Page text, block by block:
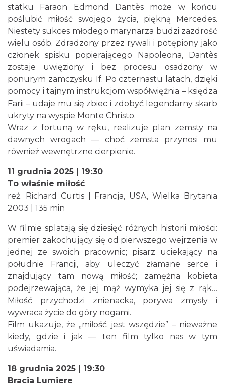
statku Faraon
Edmond Dantès może w końcu
poślubić miłość swojego życia, piękną Mercedes.
Niestety sukces młodego marynarza budzi zazdrość
wielu osób. Zdradzony przez rywali i potępiony jako
członek spisku popierającego Napoleona, Dantès
zostaje uwięziony i bez procesu osadzony w
ponurym zamczysku If. Po czternastu latach, dzięki
pomocy i tajnym instrukcjom współwięźnia – księdza
Farii – udaje mu się zbiec i zdobyć legendarny skarb
ukryty na wyspie Monte Christo.
Wraz z fortuną w ręku, realizuje plan zemsty na
dawnych wrogach — choć zemsta przynosi mu
również wewnętrzne cierpienie.
11 grudnia 2025 | 19:30
To właśnie miłość
reż. Richard Curtis | Francja, USA, Wielka Brytania
2003 | 135 min
W filmie splatają się dziesięć różnych historii miłości:
premier zakochujący się od pierwszego wejrzenia w
jednej ze swoich pracownic; pisarz uciekający na
południe Francji, aby uleczyć złamane serce i
znajdujący tam nową miłość; zamężna kobieta
podejrzewająca, że jej mąż wymyka jej się z rąk…
Miłość przychodzi znienacka, porywa zmysły i
wywraca życie do góry nogami.
Film ukazuje, że „miłość jest wszędzie” – nieważne
kiedy, gdzie i jak — ten film tylko nas w tym
uświadamia.
18 grudnia 2025 | 19:30
Bracia Lumiere